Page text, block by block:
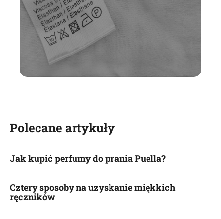
Polecane artykuły
Jak kupić perfumy do prania Puella?
Cztery sposoby na uzyskanie miękkich
ręczników